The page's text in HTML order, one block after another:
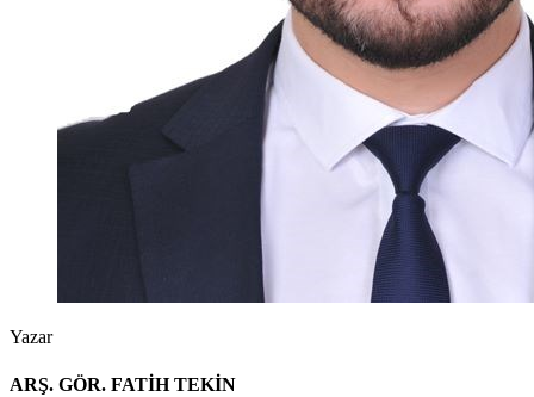
Yazar
ARŞ. GÖR. FATİH TEKİN